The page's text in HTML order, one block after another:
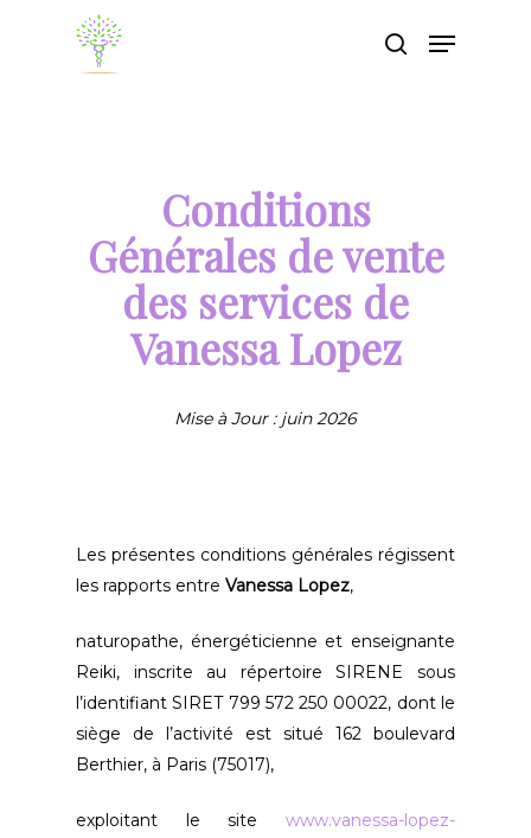
Conditions
Générales de vente
des services de
Vanessa Lopez
Mise à Jour : juin 2026
Les présentes conditions générales régissent
les rapports entreVanessa Lopez,
naturopathe, énergéticienne et enseignante
Reiki, inscrite au répertoire SIRENE sous
l’identifiant SIRET 799 572 250 00022, dont le
siège de l’activité est situé 162 boulevard
Berthier, à Paris (75017),
exploitant le site www.vanessa-lopez-